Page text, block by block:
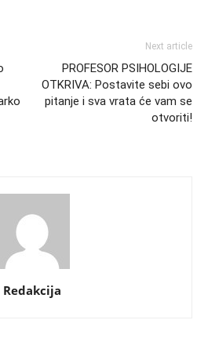
Next article
PROFESOR PSIHOLOGIJE
OTKRIVA: Postavite sebi ovo
pitanje i sva vrata će vam se
otvoriti!
Redakcija